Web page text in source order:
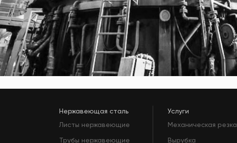
Нержавеющая сталь
Листы нержавеющие
Трубы нержавеющие
Услуги
Механическая резка
Вырубка